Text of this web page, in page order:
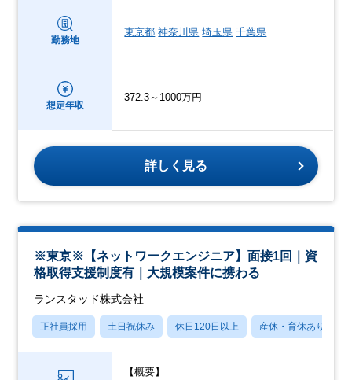
勤務地
東京都 神奈川県 埼玉県 千葉県
想定年収
372.3～1000万円
詳しく見る
※東京※【ネットワークエンジニア】面接1回｜資
格取得支援制度有｜大規模案件に携わる
ランスタッド株式会社
正社員採用 土日祝休み 休日120日以上 産休・育休あり
【概要】